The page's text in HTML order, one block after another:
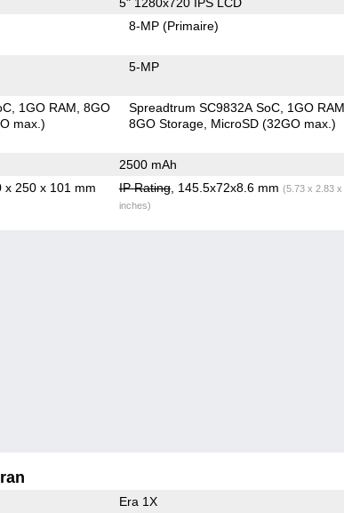
8-MP(Primaire)
5-MP
1GO RAM 8GO
max.)
Spreadtrum SC9832A SoC 1GO RAM
8GO Storage MicroSD (32GO max.)
2500 mAh
x 250 x 101 mm IP Rating, 145.5x72x8.6 mm (5.73 x 2.83 x
inches)
Era 1X